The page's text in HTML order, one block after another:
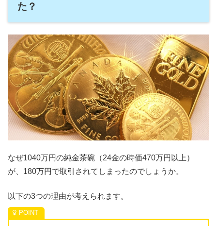
た？
なぜ1040万円の純金茶碗（24金の時価470万円以上）
が、180万円で取引されてしまったのでしょうか。
以下の3つの理由が考えられます。